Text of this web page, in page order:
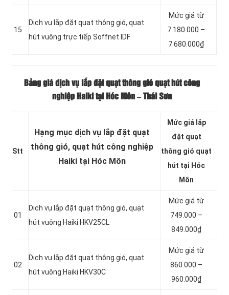
15
Dịch vụ lắp đặt quạt thông gió, quạt
hút vuông trực tiếp Soffnet IDF
Mức giá từ
7.180.000 –
7.680.000₫
Bảng giá dịch vụ lắp đặt quạt thông gió quạt hút công
nghiệp Haiki tại Hóc Môn – Thái Sơn
Stt
Hạng mục dịch vụ lắp đặt quạt
thông gió, quạt hút công nghiệp
Haiki tại Hóc Môn
Mức giá lắp
đặt quạt
thông gió quạt
hút tại Hóc
Môn
01
Dịch vụ lắp đặt quạt thông gió, quạt
hút vuông Haiki HKV25CL
Mức giá từ
749.000 –
849.000₫
02
Dịch vụ lắp đặt quạt thông gió, quạt
hút vuông Haiki HKV30C
Mức giá từ
860.000 –
960.000₫